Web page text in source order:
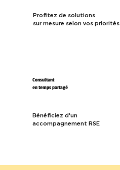
Profitez de solutions
sur mesure selon vos priorités
Consultant
en temps partagé
Bénéficiez d'un
accompagnement RSE